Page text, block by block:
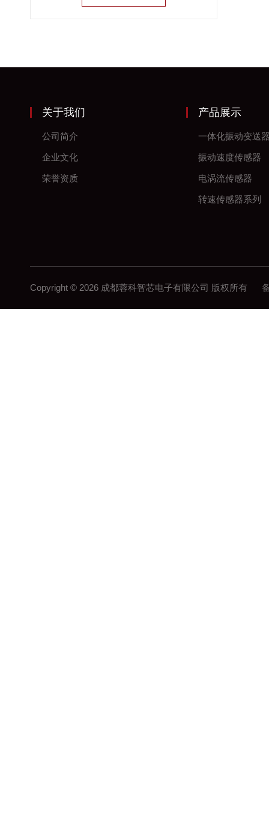
关于我们
公司简介
企业文化
荣誉资质
产品展示
一体化振动变送
振动速度传感器
电涡流传感器
转速传感器系列
Copyright © 2026 成都蓉科智芯电子有限公司 版权所有